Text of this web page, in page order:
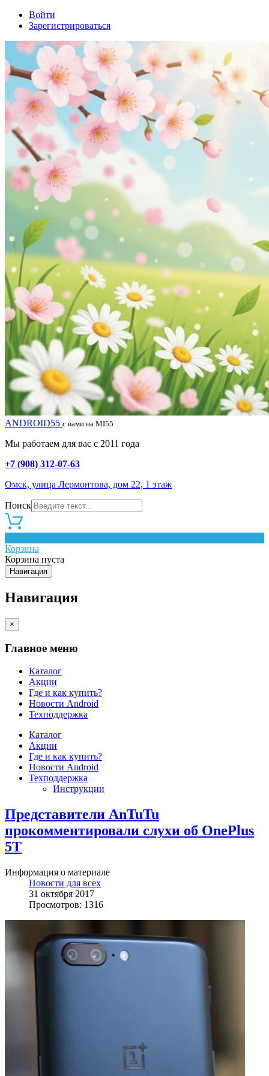
Войти
Зарегистрироваться
ANDROID55 с вами на MI55
Мы работаем для вас с 2011 года
+7 (908) 312-07-63
Омск, улица Лермонтова, дом 22, 1 этаж
Поиск
Корзина
Корзина пуста
Навигация
Навигация
×
Главное меню
Каталог
Акции
Где и как купить?
Новости Android
Техподдержка
Каталог
Акции
Где и как купить?
Новости Android
Техподдержка
Инструкции
Представители AnTuTu
прокомментировали слухи об OnePlus
5T
Информация о материале
Новости для всех
31 октября 2017
Просмотров: 1316